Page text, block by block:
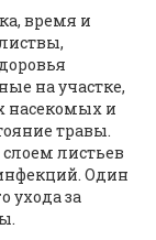
время и
на участке,
насекомых и
травы.
листьев
Один
ухода за